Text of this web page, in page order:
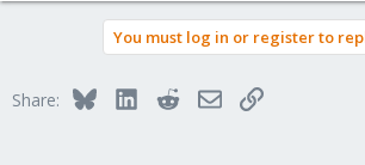
You must log in or register to
Share: BlueskyLinkedInRedditEmailLink